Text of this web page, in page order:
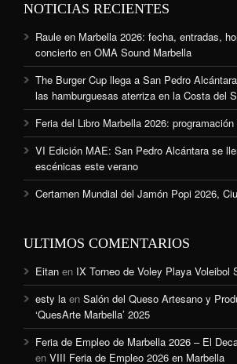
NOTICIAS RECIENTES
Raule en Marbella 2026: fecha, entradas,
concierto en OMA Sound Marbella
The Burger Cup llega a San Pedro
las hamburguesas aterriza en la Costa del
Feria del Libro Marbella 2026:
VI Edición MAE: San Pedro Alcántara se
escénicas este verano
Certamen Mundial del Jamón Popi 2026,
ULTIMOS COMENTARIOS
Eitan en IX Torneo de Voley Playa Voleibol
esty la en Salón del Queso Artesano y
‘QuesArte Marbella’ 2025
Feria de Empleo de Marbella 2026 – El
en VIII Feria de Empleo 2026 en Marbella